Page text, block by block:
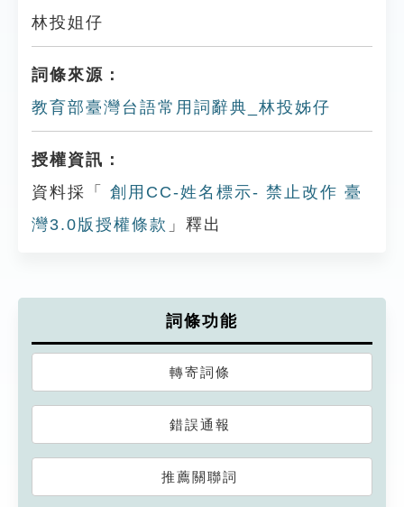
林投姐仔
詞條來源：
教育部臺灣台語常用詞辭典_林投姊仔
授權資訊：
資料採「
創用CC-姓名標示- 禁止改作 臺
灣3.0版授權條款 」釋出
詞條功能
轉寄詞條
錯誤通報
推薦關聯詞